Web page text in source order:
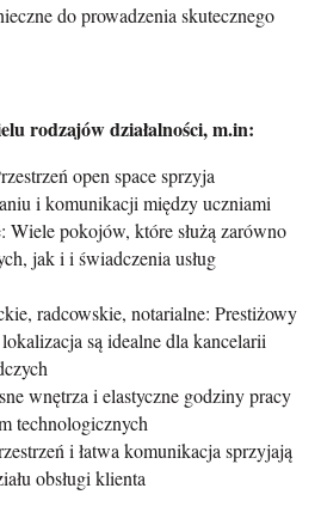
do prowadzenia skutecznego
rodzajów działalności, m.in:
open space sprzyja
i komunikacji między uczniami
Wiele pokojów, które służą zarówno
jak i i świadczenia usług
radcowskie, notarialne: Prestiżowy
są idealne dla kancelarii
wnętrza i elastyczne godziny pracy
technologicznych
i łatwa komunikacja sprzyjają
obsługi klienta